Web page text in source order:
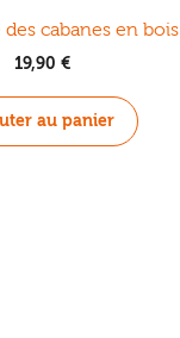
cabanes en bois
19,90€
au panier